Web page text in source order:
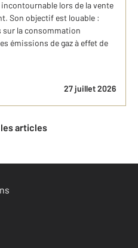
lors de la vente
Son objectif est louable :
la consommation
émissions de gaz à effet de
27 juillet 2026
les articles